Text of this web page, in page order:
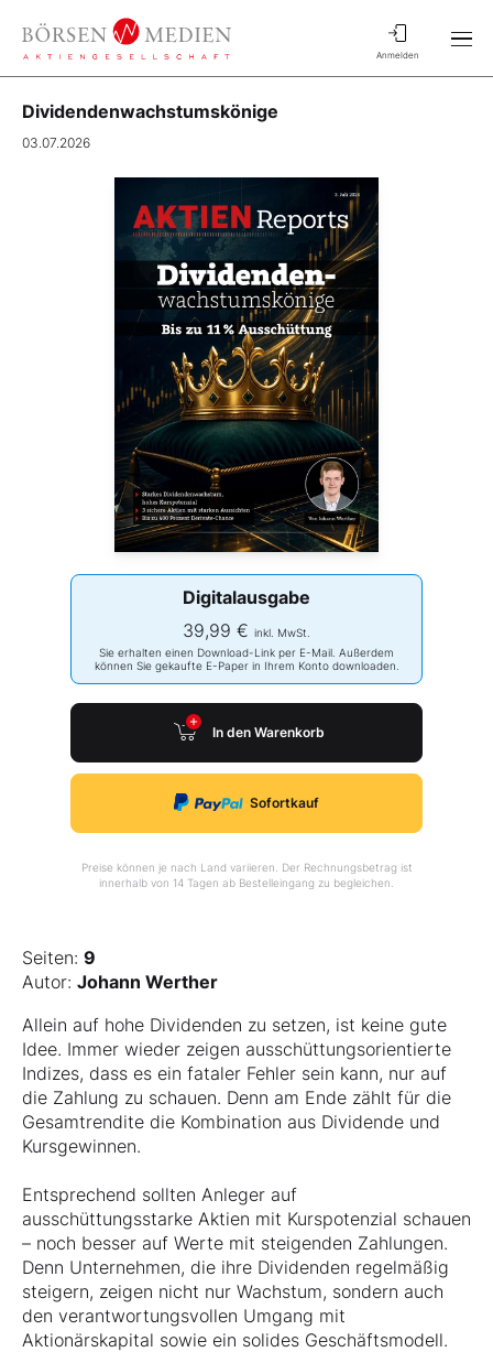
Anmelden
Dividendenwachstumskönige
03.07.2026
Digitalausgabe
39,99 € inkl. MwSt.
Sie erhalten einen Download-Link per E-Mail. Außerdem
können Sie gekaufte E-Paper in Ihrem Konto downloaden.
In den Warenkorb
Sofortkauf
Preise können je nach Land variieren. Der Rechnungsbetrag ist
innerhalb von 14 Tagen ab Bestelleingang zu begleichen.
Seiten: 9
Autor: Johann Werther
Allein auf hohe Dividenden zu setzen, ist keine gute
Idee. Immer wieder zeigen ausschüttungsorientierte
Indizes, dass es ein fataler Fehler sein kann, nur auf
die Zahlung zu schauen. Denn am Ende zählt für die
Gesamtrendite die Kombination aus Dividende und
Kursgewinnen.
Entsprechend sollten Anleger auf
ausschüttungsstarke Aktien mit Kurspotenzial schauen
– noch besser auf Werte mit steigenden Zahlungen.
Denn Unternehmen, die ihre Dividenden regelmäßig
steigern, zeigen nicht nur Wachstum, sondern auch
den verantwortungsvollen Umgang mit
Aktionärskapital sowie ein solides Geschäftsmodell.